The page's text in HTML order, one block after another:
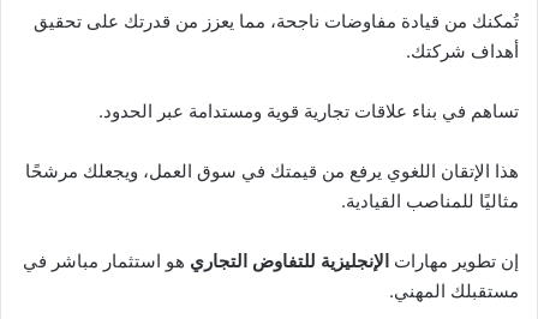
تُمكنك من قيادة مفاوضات ناجحة، مما يعزز من قدرتك على تحقيق
أهداف شركتك.
تساهم في بناء علاقات تجارية قوية ومستدامة عبر الحدود.
هذا الإتقان اللغوي يرفع من قيمتك في سوق العمل، ويجعلك مرشحًا
مثاليًا للمناصب القيادية.
إن تطوير مهارات الإنجليزية للتفاوض التجاري هو استثمار مباشر في
مستقبلك المهني.